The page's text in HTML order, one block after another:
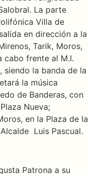
La parte
Villa de
en dirección a la
Tarik, Moros,
cabo frente al M.I.
siendo la banda de la
la música
de Banderas, con
Nueva;
en la Plaza de la
Luis Pascual.
Patrona a su